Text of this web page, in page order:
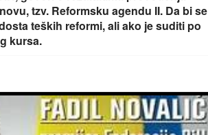
tzv. Reformsku agendu II. Da bi se
teških reformi, ali ako je suditi po
kursa.